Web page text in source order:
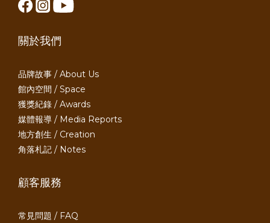
關於我們
品牌故事 / About Us
館內空間 / Space
獲獎紀錄 / Awards
媒體報導 / Media Reports
地方創生 / Creation
角落札記 / Notes
顧客服務
常見問題 / FAQ